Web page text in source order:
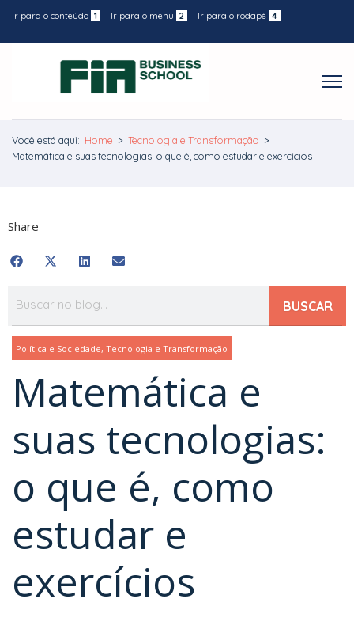
Ir para o conteúdo 1 Ir para o menu 2 Ir para o rodapé 4
Você está aqui: Home > Tecnologia e Transformação >
Matemática e suas tecnologias: o que é, como estudar e exercícios
Share
BUSCAR
Política e Sociedade, Tecnologia e Transformação
Matemática e
suas tecnologias:
o que é, como
estudar e
exercícios